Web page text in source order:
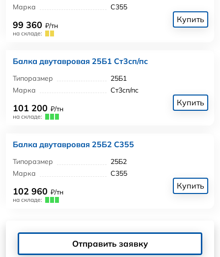
Марка
С355
99 360 ₽/тн
на складе:
Купить
Балка двутавровая 25Б1 Ст3сп/пс
Типоразмер
25Б1
Марка
Ст3сп/пс
101 200 ₽/тн
на складе:
Купить
Балка двутавровая 25Б2 С355
Типоразмер
25Б2
Марка
С355
102 960 ₽/тн
на складе:
Купить
Отправить заявку